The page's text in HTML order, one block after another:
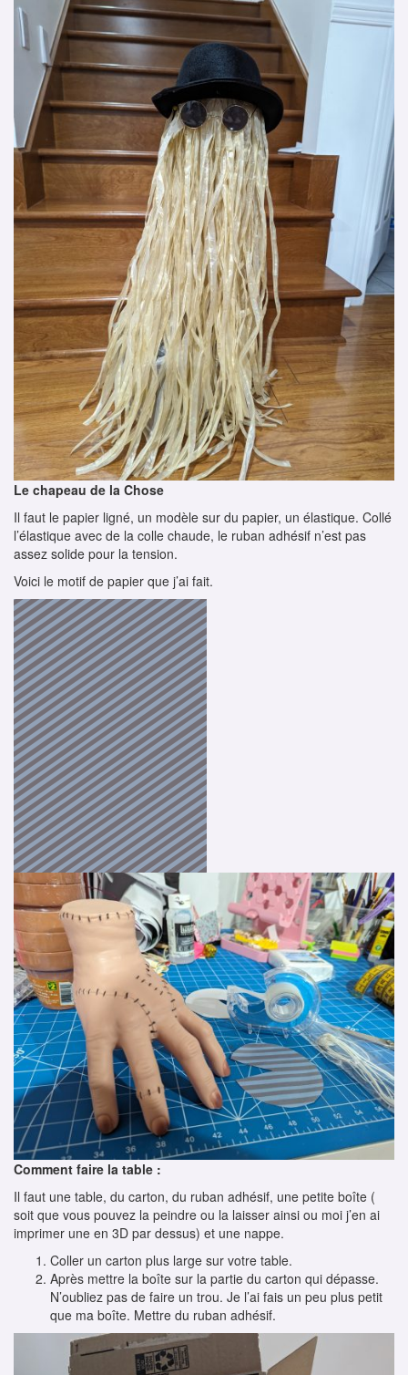
Le chapeau de la Chose
Il faut le papier ligné, un modèle sur du papier, un élastique. Collé
l’élastique avec de la colle chaude, le ruban adhésif n’est pas
assez solide pour la tension.
Voici le motif de papier que j’ai fait.
Comment faire la table :
Il faut une table, du carton, du ruban adhésif, une petite boîte (
soit que vous pouvez la peindre ou la laisser ainsi ou moi j’en ai
imprimer une en 3D par dessus) et une nappe.
Coller un carton plus large sur votre table.
Après mettre la boîte sur la partie du carton qui dépasse.
N’oubliez pas de faire un trou. Je l’ai fais un peu plus petit
que ma boîte. Mettre du ruban adhésif.